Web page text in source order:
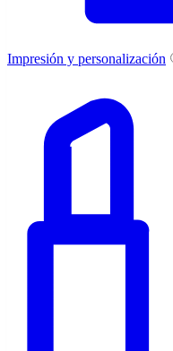
Impresión y personalización